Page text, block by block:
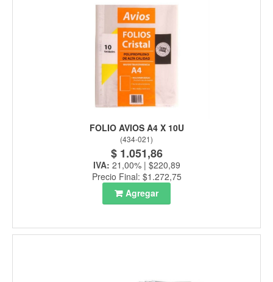
FOLIO AVIOS A4 X 10U
(434-021)
$ 1.051,86
IVA: 21,00% | $220,89
Precio Final: $1.272,75
Agregar